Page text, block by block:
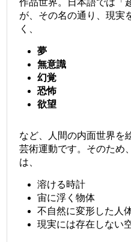
が、その名の通り、現実
く、
夢
無意識
幻覚
恐怖
欲望
など、人間の内面世界を
芸術運動です。そのため、
は、
溶ける時計
宙に浮く物体
不自然に変形した人
現実には存在しない